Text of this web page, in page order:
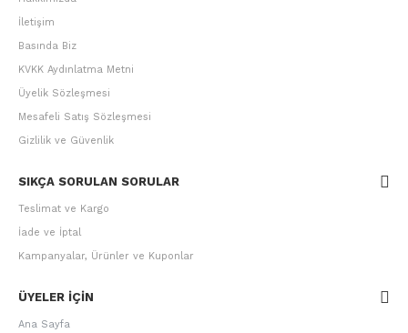
İletişim
Basında Biz
KVKK Aydınlatma Metni
Üyelik Sözleşmesi
Mesafeli Satış Sözleşmesi
Gizlilik ve Güvenlik
SIKÇA SORULAN SORULAR
Teslimat ve Kargo
İade ve İptal
Kampanyalar, Ürünler ve Kuponlar
ÜYELER IÇIN
Ana Sayfa